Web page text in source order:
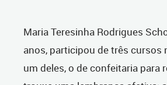
Maria Teresinha Rodrigues
anos, participou de três cursos
um deles, o de confeitaria para